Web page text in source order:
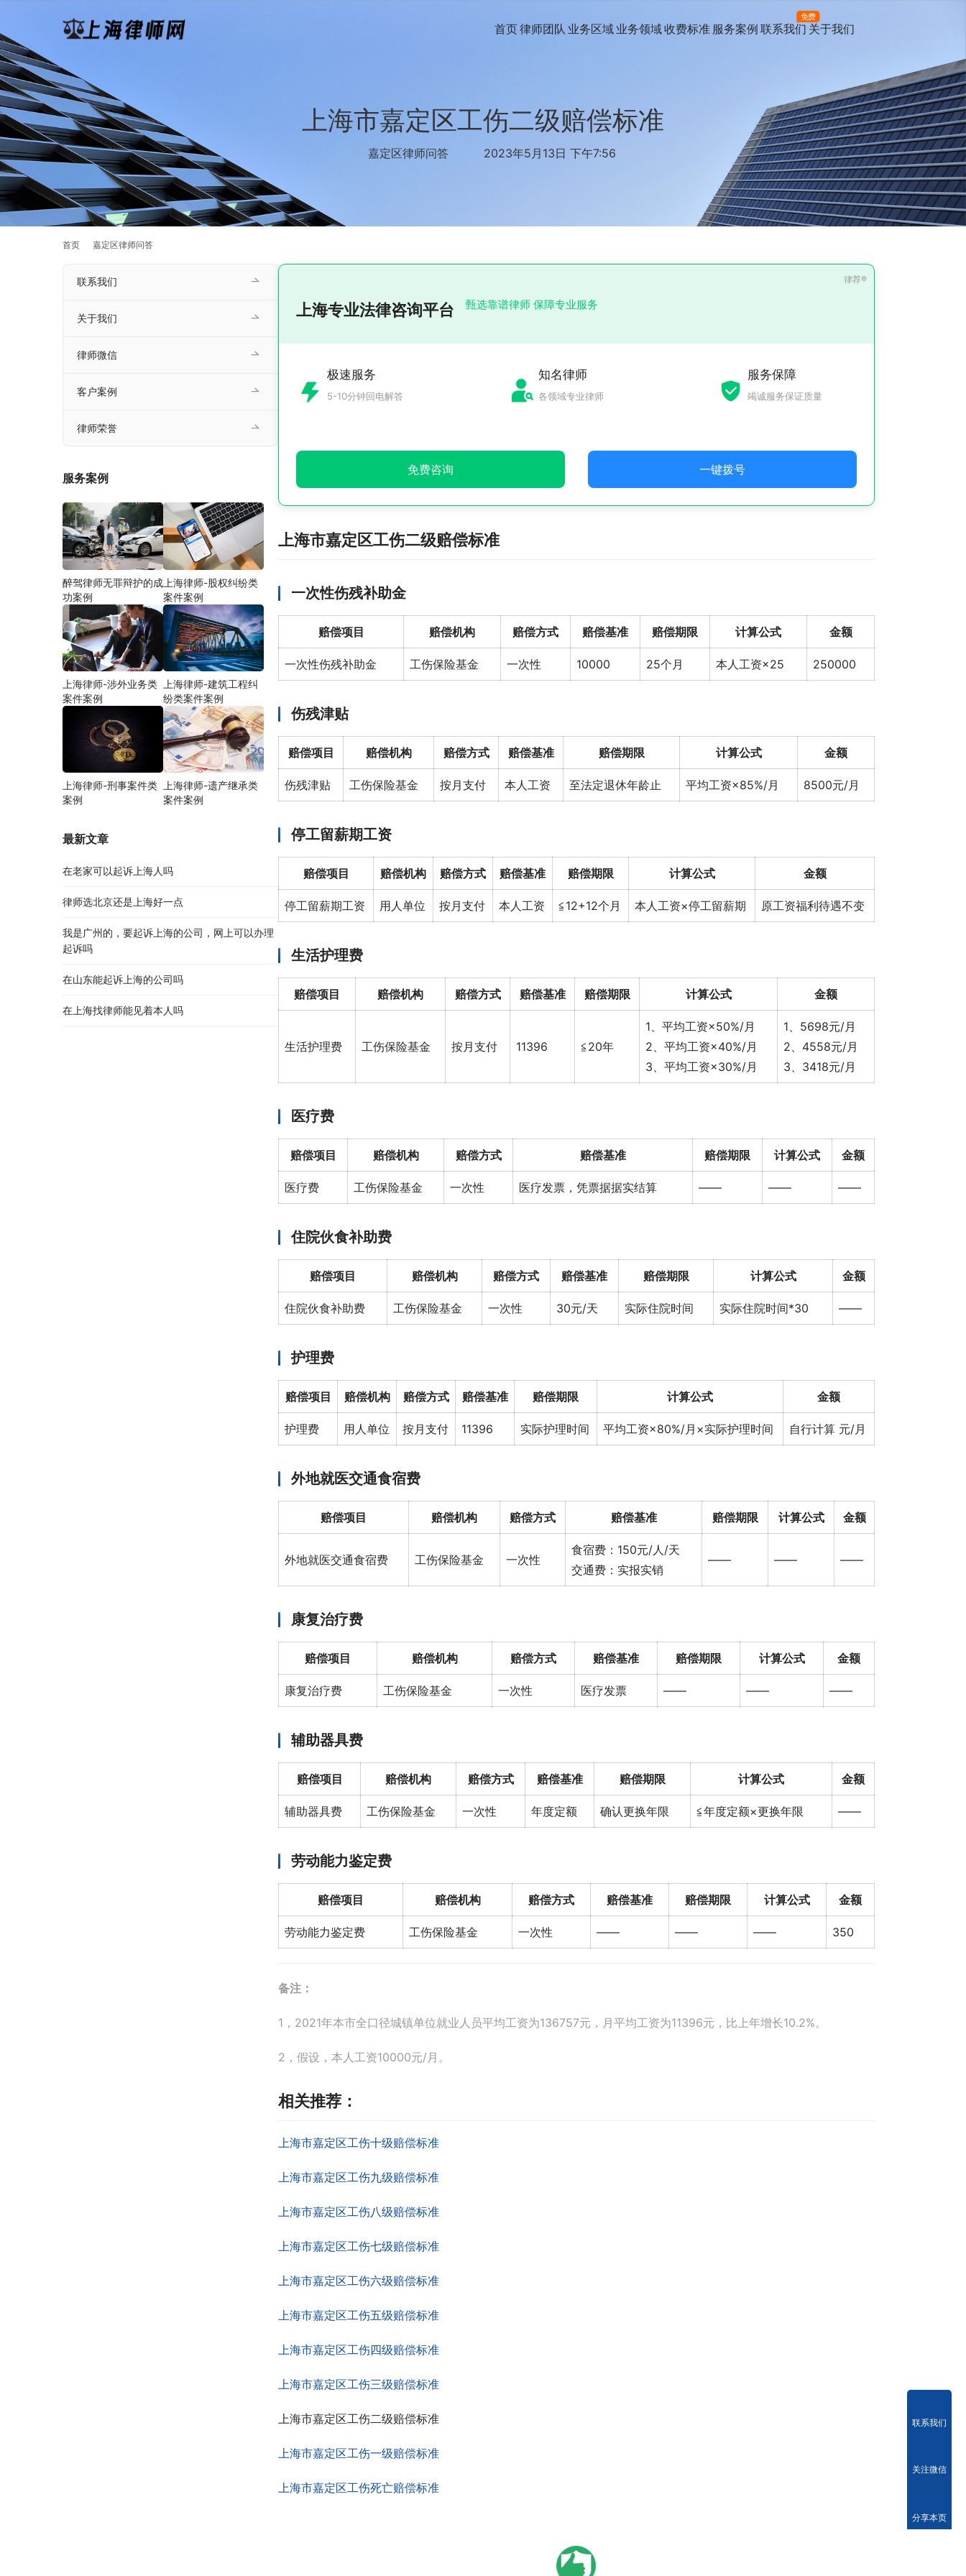
首页律师团队 业务区域 业务领域收费标准 服务案例 联系我们
免费
关于我们
上海市嘉定区工伤二级赔偿标准
嘉定区律师问答 2023年5月13日 下午7:56
首页 嘉定区律师问答
上海专业法律咨询平台 甄选靠谱律师 保障专业服务
极速服务
5-10分钟回电解答
知名律师
各领域专业律师
服务保障
竭诚服务保证质量
免费咨询 一键拨号
上海市嘉定区工伤二级赔偿标准
一次性伤残补助金
赔偿项目 赔偿机构 赔偿方式 赔偿基准 赔偿期限 计算公式 金额
一次性伤残补助金 工伤保险基金 一次性 10000 25个月 本人工资×25 250000
伤残津贴
赔偿项目 赔偿机构 赔偿方式 赔偿基准 赔偿期限 计算公式 金额
伤残津贴 工伤保险基金 按月支付 本人工资 至法定退休年龄止 平均工资×85%/月 8500元/月
停工留薪期工资
赔偿项目 赔偿机构 赔偿方式 赔偿基准 赔偿期限 计算公式 金额
停工留薪期工资 用人单位 按月支付 本人工资 ≦12+12个月 本人工资×停工留薪期 原工资福利待遇不变
生活护理费
赔偿项目 赔偿机构 赔偿方式 赔偿基准 赔偿期限 计算公式 金额
生活护理费 工伤保险基金 按月支付 11396 ≦20年
1、平均工资×50%/月
2、平均工资×40%/月
3、平均工资×30%/月
1、5698元/月
2、4558元/月
3、3418元/月
医疗费
赔偿项目 赔偿机构 赔偿方式 赔偿基准 赔偿期限 计算公式 金额
医疗费 工伤保险基金 一次性 医疗发票，凭票据据实结算 —— —— ——
住院伙食补助费
赔偿项目 赔偿机构 赔偿方式 赔偿基准 赔偿期限 计算公式 金额
住院伙食补助费 工伤保险基金 一次性 30元/天 实际住院时间 实际住院时间*30 ——
护理费
赔偿项目 赔偿机构 赔偿方式 赔偿基准 赔偿期限 计算公式 金额
护理费 用人单位 按月支付 11396 实际护理时间 平均工资×80%/月×实际护理时间 自行计算 元/月
外地就医交通食宿费
赔偿项目 赔偿机构 赔偿方式 赔偿基准 赔偿期限 计算公式 金额
外地就医交通食宿费 工伤保险基金 一次性
食宿费：150元/人/天
交通费：实报实销
—— —— ——
康复治疗费
赔偿项目 赔偿机构 赔偿方式 赔偿基准 赔偿期限 计算公式 金额
康复治疗费 工伤保险基金 一次性 医疗发票 —— —— ——
辅助器具费
赔偿项目 赔偿机构 赔偿方式 赔偿基准 赔偿期限 计算公式 金额
辅助器具费 工伤保险基金 一次性 年度定额 确认更换年限 ≦年度定额×更换年限 ——
劳动能力鉴定费
赔偿项目 赔偿机构 赔偿方式 赔偿基准 赔偿期限 计算公式 金额
劳动能力鉴定费 工伤保险基金 一次性 —— —— —— 350
备注：
1，2021年本市全口径城镇单位就业人员平均工资为136757元，月平均工资为11396元，比上年增长10.2%。
2，假设，本人工资10000元/月。
相关推荐：
上海市嘉定区工伤十级赔偿标准
上海市嘉定区工伤九级赔偿标准
上海市嘉定区工伤八级赔偿标准
上海市嘉定区工伤七级赔偿标准
上海市嘉定区工伤六级赔偿标准
上海市嘉定区工伤五级赔偿标准
上海市嘉定区工伤四级赔偿标准
上海市嘉定区工伤三级赔偿标准
上海市嘉定区工伤二级赔偿标准
上海市嘉定区工伤一级赔偿标准
上海市嘉定区工伤死亡赔偿标准
联系我们
关于我们
律师微信
客户案例
律师荣誉
服务案例
醉驾律师无罪辩护的成
功案例
上海律师-股权纠纷类
案件案例
上海律师-涉外业务类
案件案例
上海律师-建筑工程纠
纷类案件案例
上海律师-刑事案件类
案例
上海律师-遗产继承类
案件案例
最新文章
在老家可以起诉上海人吗
律师选北京还是上海好一点
我是广州的，要起诉上海的公司，网上可以办理
起诉吗
在山东能起诉上海的公司吗
在上海找律师能见着本人吗
联系我们
关注微信
分享本页